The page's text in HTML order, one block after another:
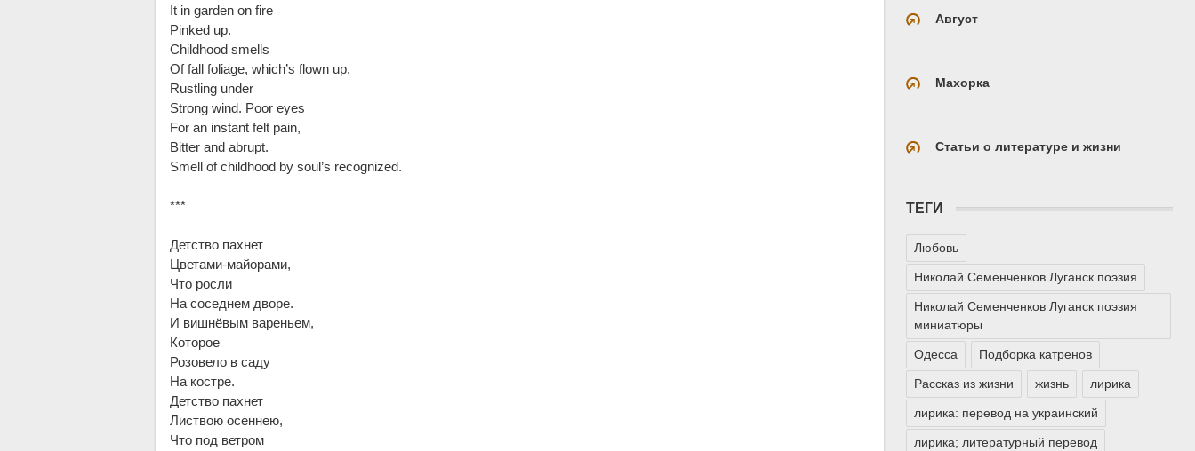
It in garden on fire
Pinked up.
Childhood smells
Of fall foliage, which’s flown up,
Rustling under
Strong wind. Poor eyes
For an instant felt pain,
Bitter and abrupt.
Smell of childhood by soul’s recognized.
***
Детство пахнет
Цветами-майорами,
Что росли
На соседнем дворе.
И вишнёвым вареньем,
Которое
Розовело в саду
На костре.
Детство пахнет
Листвою осеннею,
Что под ветром
Август
Махорка
Статьи о литературе и жизни
ТЕГИ
Любовь
Николай Семенченков Луганск поэзия
Николай Семенченков Луганск поэзия
миниатюры
Одесса Подборка катренов
Рассказ из жизни жизнь лирика
лирика: перевод на украинский
лирика; литературный перевод